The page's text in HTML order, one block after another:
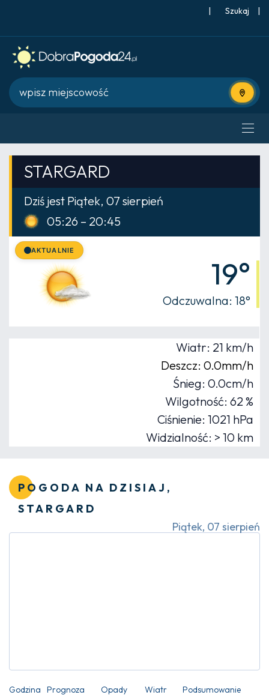
| |
Użyj
STARGARD
Dziś jest Piątek, 07 sierpień
05:26 – 20:45
AKTUALNIE
19°
Odczuwalna: 18°
Wiatr: 21 km/h
Deszcz: 0.0mm/h
Śnieg: 0.0cm/h
Wilgotność: 62 %
Ciśnienie: 1021 hPa
Widzialność: > 10 km
POGODA NA DZISIAJ,
STARGARD
Piątek, 07 sierpień
Godzina Prognoza Opady Wiatr Podsumowanie